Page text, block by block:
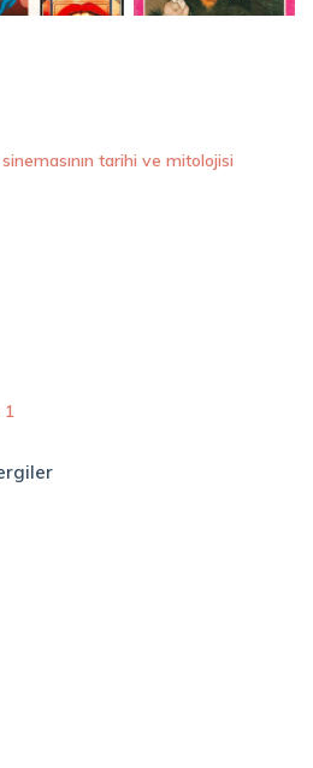
tarihi ve mitolojisi
1